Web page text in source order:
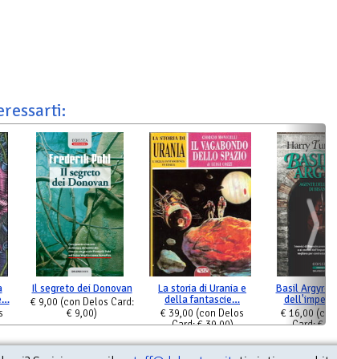
Il segreto dei Donovan
€ 9,00 (con Delos Card:
€ 9,00)
La storia di Urania e
della fantascie…
€ 39,00 (con Delos
Card: € 39,00)
Basil Argyros
dell'impero
€ 16,00 (con
Card: €